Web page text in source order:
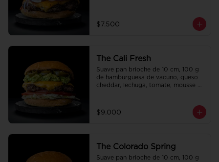
$7.500
The Cali Fresh
Suave pan brioche de 10 cm, 100 g
de hamburguesa de vacuno, queso
cheddar, lechuga, tomate, mousse de
$9.000
The Colorado Spring
Suave pan brioche de 10 cm, 100 g